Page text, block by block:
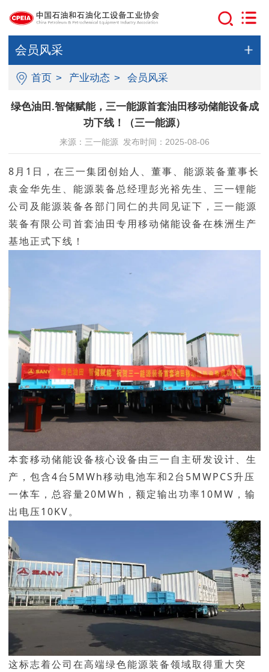
会员风采
首页 > 产业动态 > 会员风采
绿色油田.智储赋能，三一能源首套油田移动储能设备成
功下线！（三一能源）
来源：三一能源 发布时间：2025-08-06
8月1日，在三一集团创始人、董事、能源装备董事长
袁金华先生、能源装备总经理彭光裕先生、三一锂能
公司及能源装备各部门同仁的共同见证下，三一能源
装备有限公司首套油田专用移动储能设备在株洲生产
基地正式下线！
本套移动储能设备核心设备由三一自主研发设计、生
产，包含4台5MWh移动电池车和2台5MWPCS升压
一体车，总容量20MWh，额定输出功率10MW，输
出电压10KV。
这标志着公司在高端绿色能源装备领域取得重大突